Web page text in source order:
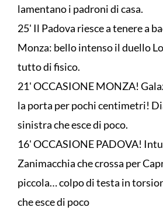
lamentano i padroni di casa.
25' Il Padova riesce a tenere a
Monza: bello intenso il duello
tutto di fisico.
21' OCCASIONE MONZA!
la porta per pochi centimetri!
sinistra che esce di poco.
16' OCCASIONE PADOVA!
Zanimacchia che crossa per
piccola… colpo di testa in
che esce di poco